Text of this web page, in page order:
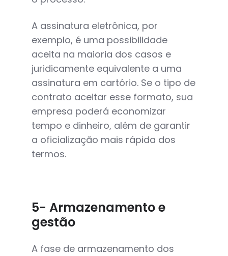
A assinatura eletrônica, por
exemplo, é uma possibilidade
aceita na maioria dos casos e
juridicamente equivalente a uma
assinatura em cartório. Se o tipo de
contrato aceitar esse formato, sua
empresa poderá economizar
tempo e dinheiro, além de garantir
a oficialização mais rápida dos
termos.
5- Armazenamento e
gestão
A fase de armazenamento dos